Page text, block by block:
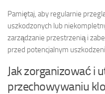
Pamiętaj, aby regularnie
uszkodzonych lub
zarządzanie przestrzenią i
przed potencjalnym
Jak zorganizować i
przechowywaniu